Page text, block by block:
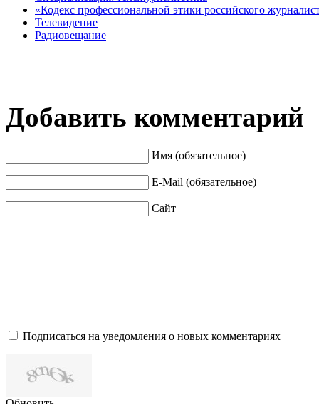
«Кодекс профессиональной этики российского
Телевидение
Радиовещание
Добавить комментарий
Имя (обязательное)
E-Mail (обязательное)
Сайт
Подписаться на уведомления о новых комментариях